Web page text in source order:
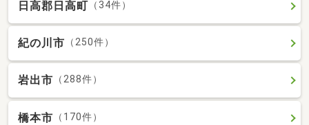
日高郡日高町 （34件）
紀の川市 （250件）
岩出市 （288件）
橋本市 （170件）